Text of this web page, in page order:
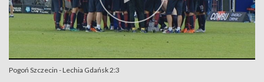
Pogoń Szczecin - Lechia Gdańsk 2:3